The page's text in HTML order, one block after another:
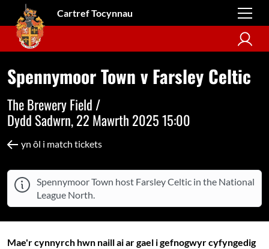
Cartref Tocynnau
Spennymoor Town v Farsley Celtic
The Brewery Field /
Dydd Sadwrn, 22 Mawrth 2025 15:00
yn ôl i match tickets
Spennymoor Town host Farsley Celtic in the National
League North.
Mae'r cynnyrch hwn naill ai ar gael i gefnogwyr cyfyngedig